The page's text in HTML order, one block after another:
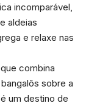
incomparável,
aldeias
e relaxe nas
combina
sobre a
um destino de